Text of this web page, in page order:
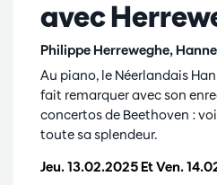
avec
Philippe Herreweghe,
Jeu. 13.02.2025 EtVen.
Au piano, le Néerlandais
fait remarquer avec son
concertos de Beethoven :
toute sa splendeur.